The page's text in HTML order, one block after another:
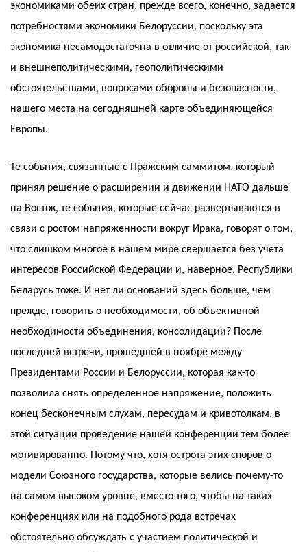
экономиками обеих стран, прежде всего, конечно, задается
потребностями экономики Белоруссии, поскольку эта
экономика несамодостаточна в отличие от российской, так
и внешнеполитическими, геополитическими
обстоятельствами, вопросами обороны и безопасности,
нашего места на сегодняшней карте объединяющейся
Европы.
Те события, связанные с Пражским саммитом, который
принял решение о расширении и движении НАТО дальше
на Восток, те события, которые сейчас развертываются в
связи с ростом напряженности вокруг Ирака, говорят о том,
что слишком многое в нашем мире свершается без учета
интересов Российской Федерации и, наверное, Республики
Беларусь тоже. И нет ли оснований здесь больше, чем
прежде, говорить о необходимости, об объективной
необходимости объединения, консолидации? После
последней встречи, прошедшей в ноябре между
Президентами России и Белоруссии, которая как-то
позволила снять определенное напряжение, положить
конец бесконечным слухам, пересудам и кривотолкам, в
этой ситуации проведение нашей конференции тем более
мотивированно. Потому что, хотя острота этих споров о
модели Союзного государства, которые велись почему-то
на самом высоком уровне, вместо того, чтобы на таких
конференциях или на подобного рода встречах
обстоятельно обсуждать с участием политической и